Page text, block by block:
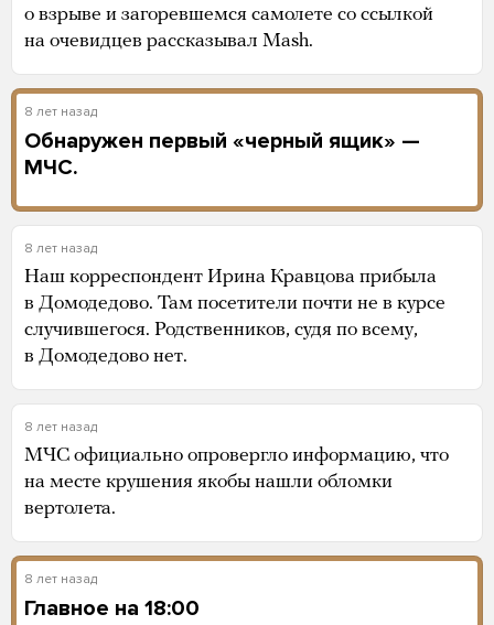
о взрыве и загоревшемся самолете со ссылкой
на очевидцев рассказывал Mash.
8 лет назад
Обнаружен первый «черный ящик» —
МЧС.
8 лет назад
Наш корреспондент Ирина Кравцова прибыла
в Домодедово. Там посетители почти не в курсе
случившегося. Родственников, судя по всему,
в Домодедово нет.
8 лет назад
МЧС официально опровергло информацию, что
на месте крушения якобы нашли обломки
вертолета.
8 лет назад
Главное на 18:00